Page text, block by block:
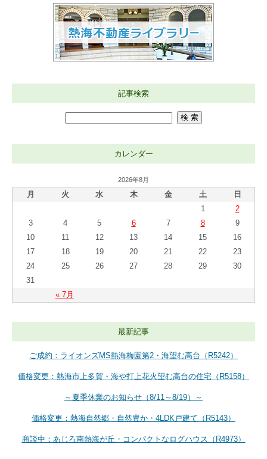
記事検索
カレンダー
2026年8月
月 火 水 木 金 土 日
« 7月
1
2
3
4 5 6 7 8
9
10
11 12 13 14 15
16
17
18 19 20 21 22
23
24
25 26 27 28 29
30
31
最新記事
ご成約：ライオンズMS熱海梅園第2・海望む高台（R5242）
価格変更：熱海市上多賀・海や打上花火望む高台の住宅（R5158）
～夏季休業のお知らせ（8/11～8/19）～
価格変更：熱海自然郷・自然豊か・4LDK戸建て（R5143）
商談中：あじろ南熱海が丘・コンパクトなログハウス（R4973）